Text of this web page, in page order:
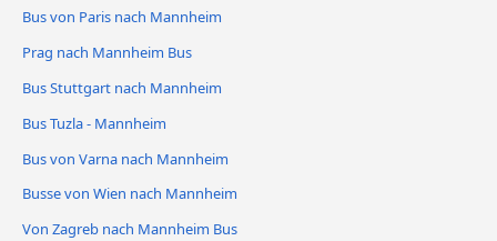
Bus von Paris nach Mannheim
Prag nach Mannheim Bus
Bus Stuttgart nach Mannheim
Bus Tuzla - Mannheim
Bus von Varna nach Mannheim
Busse von Wien nach Mannheim
Von Zagreb nach Mannheim Bus